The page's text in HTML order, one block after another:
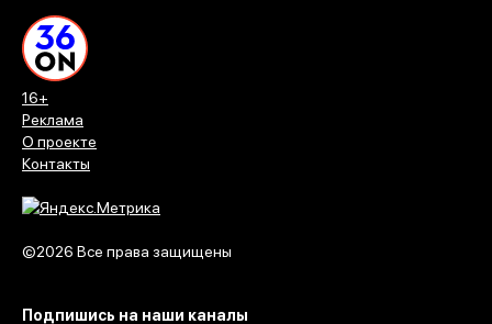
16+
Реклама
О проекте
Контакты
©2026 Все права защищены
Подпишись на наши каналы